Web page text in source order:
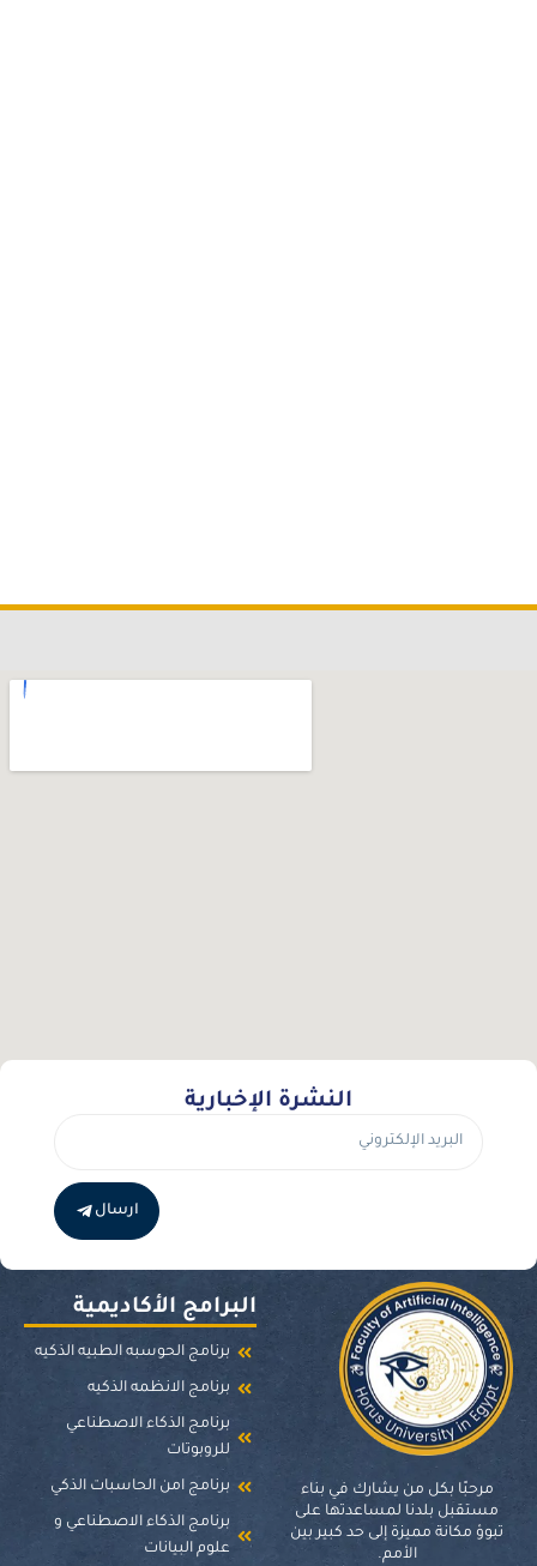
النشرة الإخبارية
ارسال
مرحبًا بكل من يشارك في بناء
مستقبل بلدنا لمساعدتها على
تبوؤ مكانة مميزة إلى حد كبير بين
الأمم.
البرامج الأكاديمية
برنامج الحوسبه الطبيه الذكيه
برنامج الانظمه الذكيه
برنامج الذكاء الاصطناعي
للروبوتات
برنامج امن الحاسبات الذكي
برنامج الذكاء الاصطناعي و
علوم البيانات